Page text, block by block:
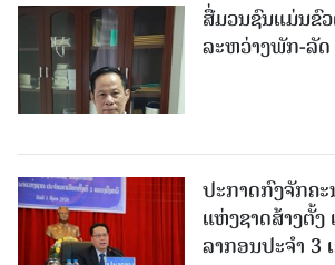
ສື່ມວນຊົນແມ່ນຂົ
ລະຫວ່າງພັກ-ລັ
ປະກາດກົງຈັກຄ
ແຫ່ງຊາດສ້າງຕັ້
ລາກອນປະຈໍາ 3